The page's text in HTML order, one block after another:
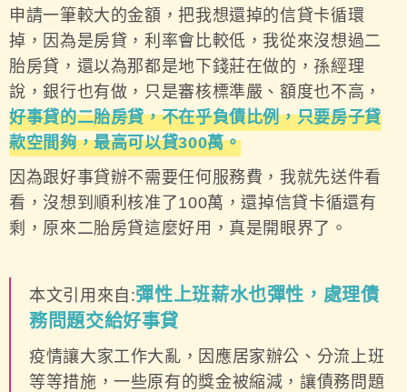
申請一筆較大的金額，把我想還掉的信貸卡循環
掉，因為是房貸，利率會比較低，我從來沒想過二
胎房貸，還以為那都是地下錢莊在做的，孫經理
說，銀行也有做，只是審核標準嚴、額度也不高，
好事貸的二胎房貸，不在乎負債比例，只要房子貸
款空間夠，最高可以貸300萬。
因為跟好事貸辦不需要任何服務費，我就先送件看
看，沒想到順利核准了100萬，還掉信貸卡循還有
剩，原來二胎房貸這麼好用，真是開眼界了。
本文引用來自:彈性上班薪水也彈性，處理債
務問題交給好事貸
疫情讓大家工作大亂，因應居家辦公、分流上班
等等措施，一些原有的獎金被縮減，讓債務問題